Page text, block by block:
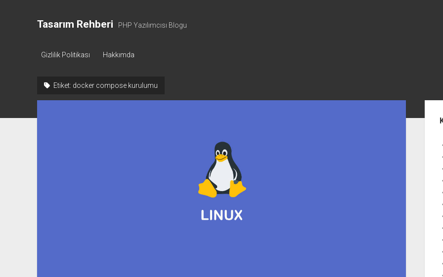
Tasarım Rehberi PHP Yazılımcısı Blogu
Gizlilik Politikası Hakkımda
Etiket: docker compose kurulumu